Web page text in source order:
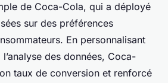
de Coca-Cola, qui a déployé
sur des préférences
En personnalisant
des données, Coca-
taux de conversion et renforcé